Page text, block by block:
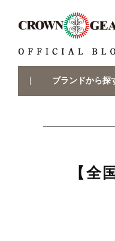
ブランドから探
【